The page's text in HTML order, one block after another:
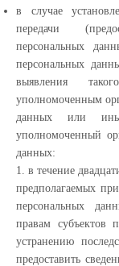
в случае
передачи
персональных
персональных
выявления
уполномоченным
данных или
уполномоченный
данных:
1. в течение
предполагаемых
персональных
правам субъектов
устранению
предоставить